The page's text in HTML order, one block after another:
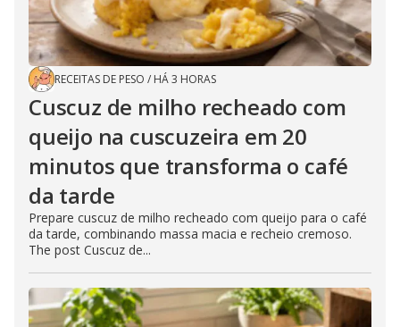
RECEITAS DE PESO / HÁ 3 HORAS
Cuscuz de milho recheado com
queijo na cuscuzeira em 20
minutos que transforma o café
da tarde
Prepare cuscuz de milho recheado com queijo para o café
da tarde, combinando massa macia e recheio cremoso.
The post Cuscuz de...